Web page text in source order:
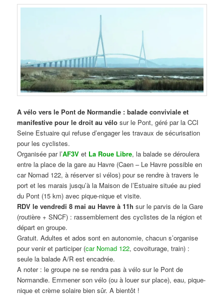
A vélo vers le Pont de Normandie : balade conviviale et
manifestive pour le droit au vélo sur le Pont, géré par la CCI
Seine Estuaire qui refuse d’engager les travaux de sécurisation
pour les cyclistes.
Organisée par l’AF3V et La Roue Libre, la balade se déroulera
entre la place de la gare au Havre (Caen – Le Havre possible en
car Nomad 122, à réserver si vélos) pour se rendre à travers le
port et les marais jusqu’à la Maison de l’Estuaire située au pied
du Pont (15 km) avec pique-nique et visite.
RDV le vendredi 8 mai au Havre à 11h sur le parvis de la Gare
(routière + SNCF) : rassemblement des cyclistes de la région et
départ en groupe.
Gratuit. Adultes et ados sont en autonomie, chacun s’organise
pour venir et participer (car Nomad 122, covoiturage, train) :
seule la balade A/R est encadrée.
A noter : le groupe ne se rendra pas à vélo sur le Pont de
Normandie. Emmener son vélo (ou à louer sur place), eau, pique-
nique et crème solaire bien sûr. A bientôt !